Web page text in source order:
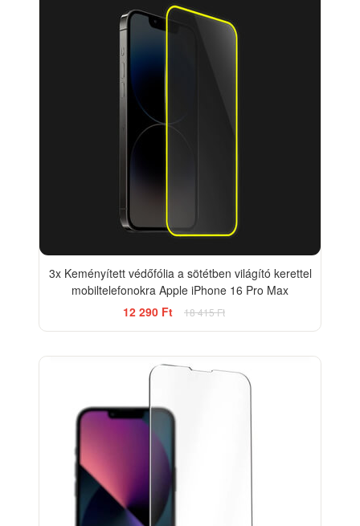
3x Keményített védőfólia a sötétben világító kerettel
mobiltelefonokra Apple iPhone 16 Pro Max
12 290 Ft
18 415 Ft